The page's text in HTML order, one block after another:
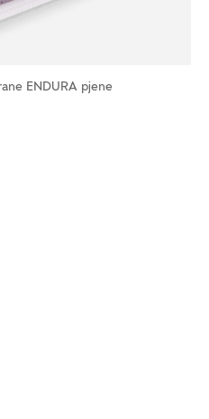
ENDURA pjene